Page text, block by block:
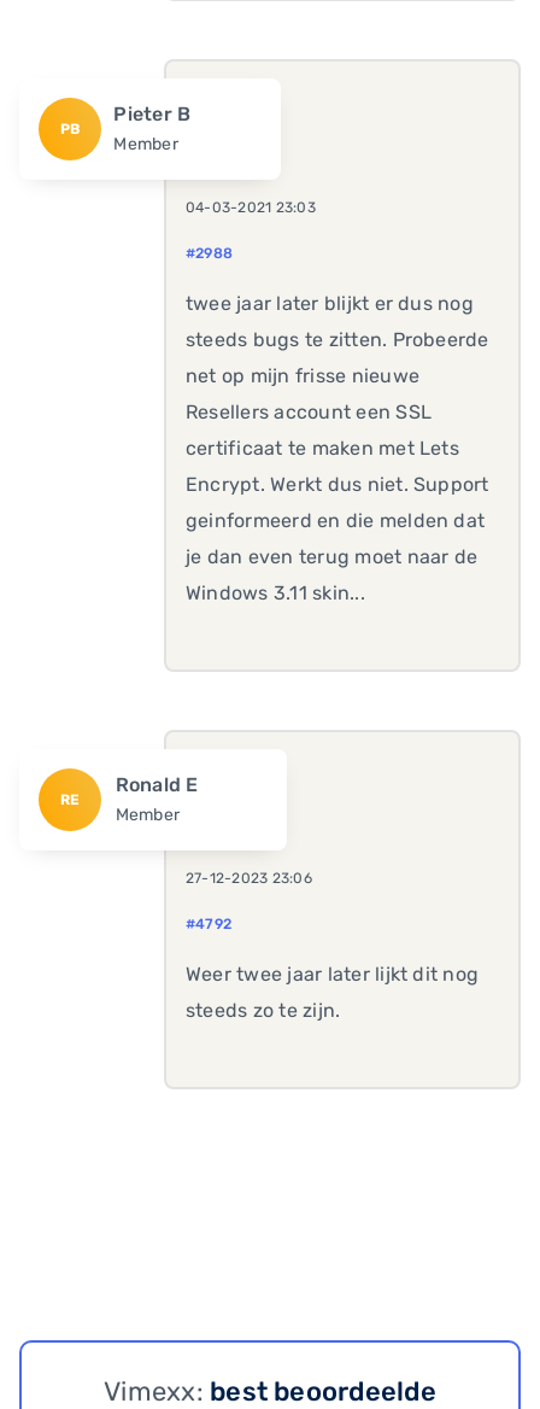
PB
Pieter B
Member
04-03-2021 23:03
#2988
twee jaar later blijkt er dus nog
steeds bugs te zitten. Probeerde
net op mijn frisse nieuwe
Resellers account een SSL
certificaat te maken met Lets
Encrypt. Werkt dus niet. Support
geinformeerd en die melden dat
je dan even terug moet naar de
Windows 3.11 skin...
RE
Ronald E
Member
27-12-2023 23:06
#4792
Weer twee jaar later lijkt dit nog
steeds zo te zijn.
Vimexx: best beoordeelde